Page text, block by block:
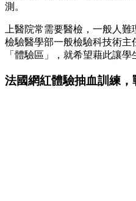
測。
上醫院常需要醫檢，一般人
檢驗醫學部一般檢驗科技術
「體驗區」，就希望藉此讓學
法國網紅體驗抽血訓練